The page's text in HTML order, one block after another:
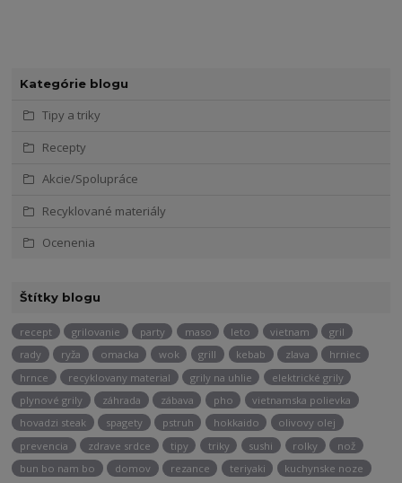
Kategórie blogu
Tipy a triky
Recepty
Akcie/Spolupráce
Recyklované materiály
Ocenenia
Štítky blogu
recept grilovanie party maso leto vietnam
gril
rady
ryža omacka wok grill kebab zlava
hrniec
hrnce
recyklovany material grily na uhlie
elektrické grily
plynové grily
záhrada zábava pho
vietnamska polievka
hovadzi steak
spagety pstruh hokkaido
olivovy olej
prevencia
zdrave srdce tipy triky sushi rolky
nož
bun bo nam bo
domov rezance teriyaki
kuchynske noze